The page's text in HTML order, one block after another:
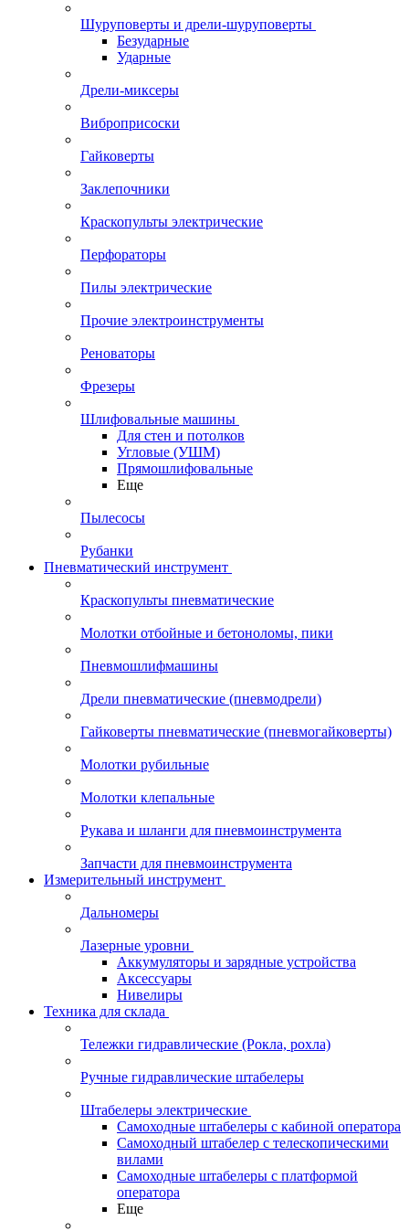
Шуруповерты и дрели-шуруповерты
Безударные
Ударные
Дрели-миксеры
Виброприсоски
Гайковерты
Заклепочники
Краскопульты электрические
Перфораторы
Пилы электрические
Прочие электроинструменты
Реноваторы
Фрезеры
Шлифовальные машины
Для стен и потолков
Угловые (УШМ)
Прямошлифовальные
Еще
Пылесосы
Рубанки
Пневматический инструмент
Краскопульты пневматические
Молотки отбойные и бетоноломы, пики
Пневмошлифмашины
Дрели пневматические (пневмодрели)
Гайковерты пневматические (пневмогайковерты)
Молотки рубильные
Молотки клепальные
Рукава и шланги для пневмоинструмента
Запчасти для пневмоинструмента
Измерительный инструмент
Дальномеры
Лазерные уровни
Аккумуляторы и зарядные устройства
Аксессуары
Нивелиры
Техника для склада
Тележки гидравлические (Рокла, рохла)
Ручные гидравлические штабелеры
Штабелеры электрические
Самоходные штабелеры с кабиной оператора
Самоходный штабелер с телескопическими
вилами
Самоходные штабелеры с платформой
оператора
Еще